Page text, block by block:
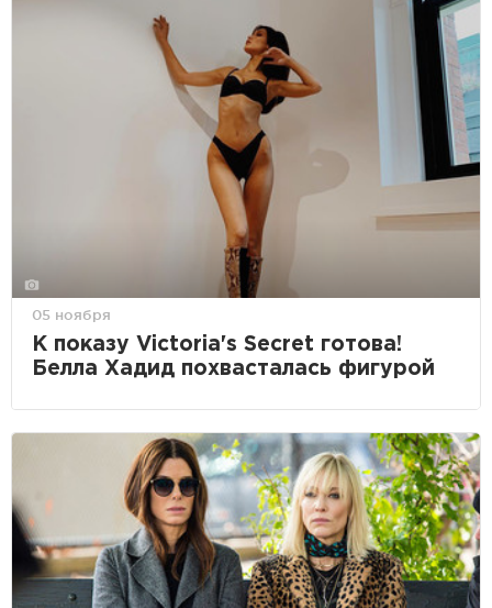
05 ноября
К показу Victoria's Secret готова!
Белла Хадид похвасталась фигурой